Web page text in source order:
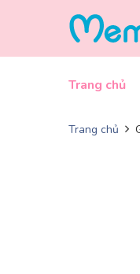
Trang chủ
Trang chủ